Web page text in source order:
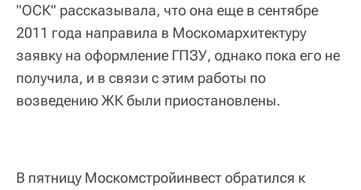
"ОСК" рассказывала, что она еще в сентябре
2011 года направила в Москомархитектуру
заявку на оформление ГПЗУ, однако пока его не
получила, и в связи с этим работы по
возведению ЖК были приостановлены.
В пятницу Москомстройинвест обратился к